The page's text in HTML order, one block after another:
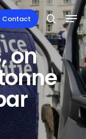
Contact search
on